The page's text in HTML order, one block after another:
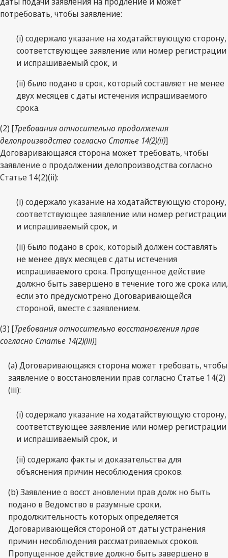
потребовать, чтобы заявление:
(i) содержало указание на ходатайствующую сторону,
соответствующее заявление или номер регистрации
и испрашиваемый срок, и
(ii) было подано в срок, который составляет не менее
двух месяцев с даты истечения испрашиваемого
срока.
(2) [Требования относительно продолжения
делопроизводства согласно Статье 14(2)(ii)]
Договаривающаяся сторона может требовать, чтобы
заявление о продолжении делопроизводства согласно
Статье 14(2)(ii):
(i) содержало указание на ходатайствующую сторону,
соответствующее заявление или номер регистрации
и испрашиваемый срок, и
(ii) было подано в срок, который должен составлять
не менее двух месяцев с даты истечения
испрашиваемого срока. Пропущенное действие
должно быть завершено в течение того же срока или,
если это предусмотрено Договаривающейся
стороной, вместе с заявлением.
(3) [Требования относительно восстановления прав
согласно Статье 14(2)(iii)]
(а) Договаривающаяся сторона может требовать, чтобы
заявление о восстановлении прав согласно Статье 14(2)
(iii):
(i) содержало указание на ходатайствующую сторону,
соответствующее заявление или номер регистрации
и испрашиваемый срок, и
(ii) содержало факты и доказательства для
объяснения причин несоблюдения сроков.
(b) Заявление о восст ановлении прав долж но быть
подано в Ведомство в разумные сроки,
продолжительность которых определяется
Договаривающейся стороной от даты устранения
причин несоблюдения рассматриваемых сроков.
Пропущенное действие должно быть завершено в